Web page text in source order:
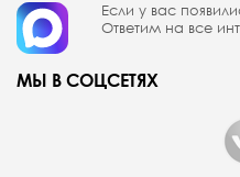
Если у вас
Ответим на все
МЫ В СОЦСЕТЯХ